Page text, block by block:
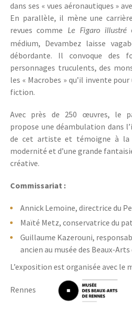
dans ses « vues aéronautiques »
En parallèle, il mène une
revues comme Le Figaro illustré
médium, Devambez laisse
débordante. Il convoque des
personnages truculents, des
les « Macrobes » qu’il invente
fiction.
Avec près de 250 œuvres, le
propose une déambulation dans
de cet artiste et témoigne à la
modernité et d’une grande
créative.
Commissariat :
Annick Lemoine, directrice du
Maïté Metz, conservatrice du
Guillaume Kazerouni,
ancien au musée des Beaux-Arts
L’exposition est organisée avec le
Rennes